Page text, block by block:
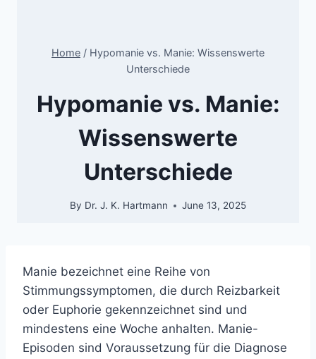
Home / Hypomanie vs. Manie: Wissenswerte
Unterschiede
Hypomanie vs. Manie:
Wissenswerte
Unterschiede
By Dr. J. K. Hartmann June 13, 2025
Manie bezeichnet eine Reihe von
Stimmungssymptomen, die durch Reizbarkeit
oder Euphorie gekennzeichnet sind und
mindestens eine Woche anhalten. Manie-
Episoden sind Voraussetzung für die Diagnose